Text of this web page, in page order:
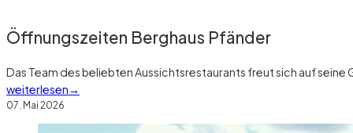
Öffnungszeiten Berghaus Pfänder
Das Team des beliebten Aussichtsrestaurants freut sich auf
weiterlesen
07. Mai 2026